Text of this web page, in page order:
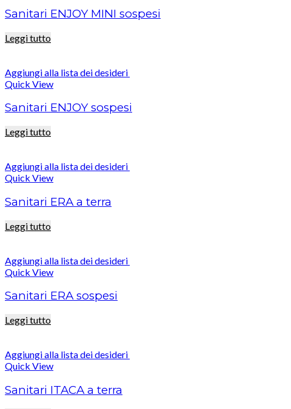
Sanitari ENJOY MINI sospesi
Leggi tutto
Aggiungi alla lista dei desideri
Quick View
Sanitari ENJOY sospesi
Leggi tutto
Aggiungi alla lista dei desideri
Quick View
Sanitari ERA a terra
Leggi tutto
Aggiungi alla lista dei desideri
Quick View
Sanitari ERA sospesi
Leggi tutto
Aggiungi alla lista dei desideri
Quick View
Sanitari ITACA a terra